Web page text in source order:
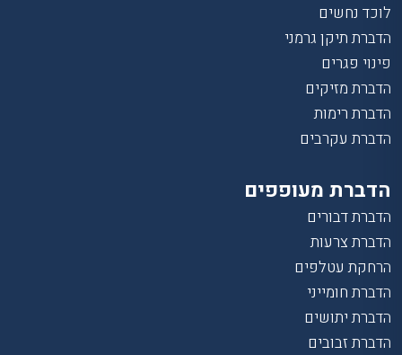
לוכד נחשים
הדברת תיקן גרמני
פינוי פגרים
הדברת מזיקים
הדברת רימות
הדברת עקרבים
הדברת מעופפים
הדברת דבורים
הדברת צרעות
הרחקת עטלפים
הדברת חומייני
הדברת יתושים
הדברת זבובים